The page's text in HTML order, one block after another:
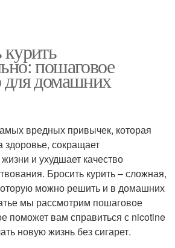
пошаговое
для домашних
вредных привычек, которая
здоровье, сокращает
и ухудшает качество
Бросить курить – сложная,
можно решить и в домашних
мы рассмотрим пошаговое
поможет вам справиться с nicotine
новую жизнь без сигарет.